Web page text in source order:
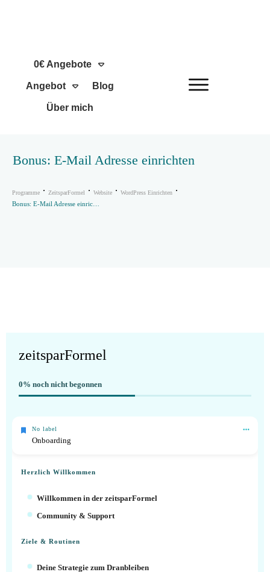
0€ Angebote
Angebot Blog
Über mich
Bonus: E-Mail Adresse einrichten
Programme ZeitsparFormel Website WordPress Einrichten
zeitsparFormel
0% noch nicht begonnen
No label
Onboarding
Herzlich Willkommen
Willkommen in der zeitsparFormel
Community & Support
Ziele & Routinen
Deine Strategie zum Dranbleiben